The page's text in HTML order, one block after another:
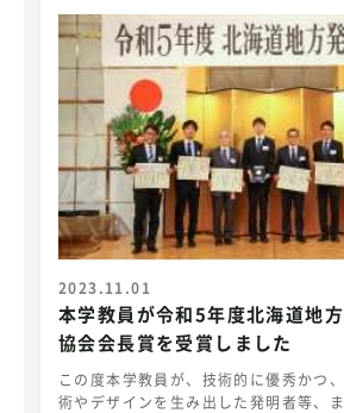
に光栄に思います。この度の受賞は、
者、地域の皆様、大学関係者、家族か
びにJSTや日本学術振興会などからの
く研究を続けて来られたお陰です。本
今後とも研究や後進の育成に邁進する
多くの女性が科学技術の分野で活躍で
るよう貢献していけたらと思います。 ○輝く女性研究者
賞 応募フライヤー ＜お問い合わせ＞室蘭工業大学総務広
報課 担当：宮下、村田〒050-8585
町27-1TEL: 0143-46-5014 E-mail:
it.ac.jp
の支援事業において、室蘭工業大学コ
ター太田香教授が「女性研究者賞」を
ソロプチミスト日本財団女性研究者賞
団の創立30周年を記念し、女性研究者
えることを目的として創設されました
学技術、医療技術、環境、ＩＴ技術、
祉、伝統技術、伝統文化、文学、経済
さまざまな分野で将来性のある研究を
に対し、研究費500万円が支援されます。 今回の
研究者賞応募テーマである「6Gの無線
ついて、研究費500万円の支援を受け
こととなります。 贈呈式の様子（左から２番目：太田教
授） 認定書 記念品 受賞コメント この度は、ソロプチ
ミスト日本財団より女性研究者賞とい
戴し、誠に光栄に思います。ご推薦頂
スト室蘭の前田会長をはじめ、会員の
上げたいと思います。また、日頃サポ
室蘭工業大学、同僚と共同研究者の皆
2023.11.01
本学教員が令和5年度北海道地
協会会長賞を受賞しました
この度本学教員が、技術的に優秀かつ
術やデザインを生み出した発明者等、